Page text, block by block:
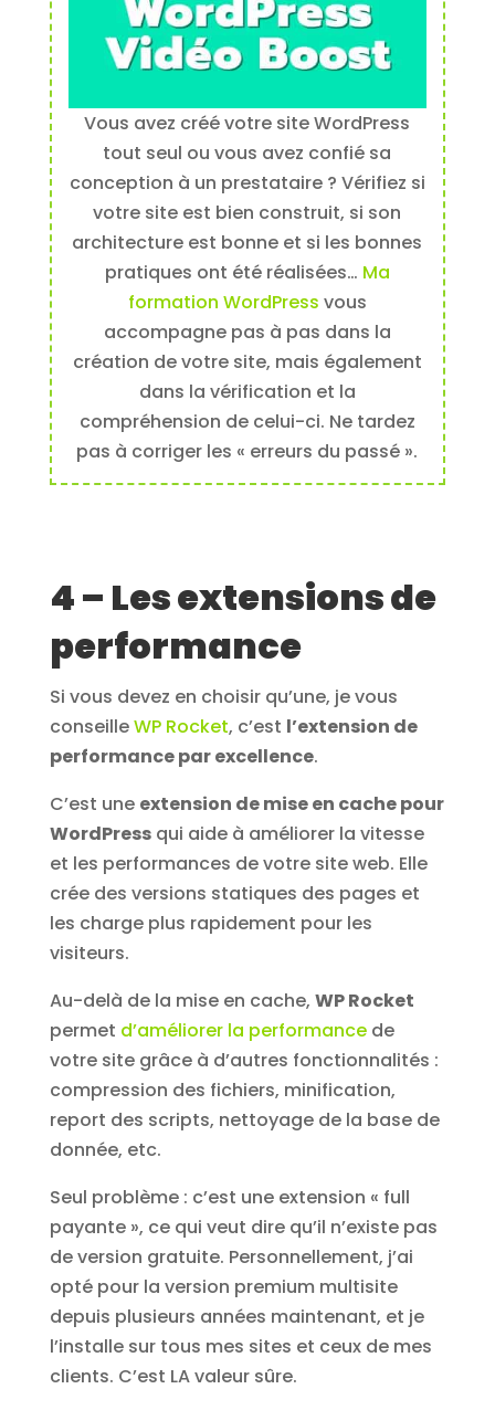
Vous avez créé votre site WordPress
tout seul ou vous avez confié sa
conception à un prestataire ? Vérifiez si
votre site est bien construit, si son
architecture est bonne et si les bonnes
pratiques ont été réalisées… Ma
formation WordPress vous
accompagne pas à pas dans la
création de votre site, mais également
dans la vérification et la
compréhension de celui-ci. Ne tardez
pas à corriger les « erreurs du passé ».
4 – Les extensions de
performance
Si vous devez en choisir qu’une, je vous
conseilleWP Rocket, c’est l’extension de
performance par excellence.
C’est une extension de mise en cache pour
WordPressqui aide à améliorer la vitesse
et les performances de votre site web. Elle
crée des versions statiques des pages et
les charge plus rapidement pour les
visiteurs.
Au-delà de la mise en cache, WP Rocket
permet d’améliorer la performancede
votre site grâce à d’autres fonctionnalités :
compression des fichiers, minification,
report des scripts, nettoyage de la base de
donnée, etc.
Seul problème : c’est une extension « full
payante », ce qui veut dire qu’il n’existe pas
de version gratuite. Personnellement, j’ai
opté pour la version premium multisite
depuis plusieurs années maintenant, et je
l’installe sur tous mes sites et ceux de mes
clients. C’est LA valeur sûre.